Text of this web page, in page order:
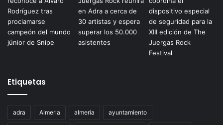
Etiquetas
adra Almeria almería ayuntamiento